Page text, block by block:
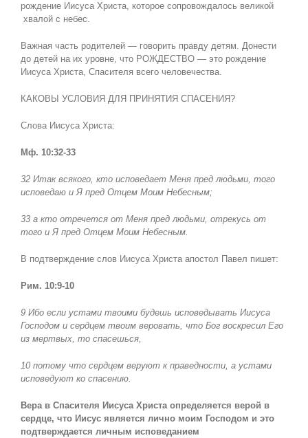
рождение Иисуса Христа, которое сопровождалось великой
хвалой с небес.
Важная часть родителей — говорить правду детям. Донести
до детей на их уровне, что РОЖДЕСТВО — это рождение
Иисуса Христа, Спасителя всего человечества.
КАКОВЫ УСЛОВИЯ ДЛЯ ПРИНЯТИЯ СПАСЕНИЯ?
Слова Иисуса Христа:
Мф. 10:32-33
32 Итак всякого, кто исповедает Меня пред людьми, того
исповедаю и Я пред Отцем Моим Небесным;
33 а кто отречется от Меня пред людьми, отрекусь от
того и Я пред Отцем Моим Небесным.
В подтверждение слов Иисуса Христа апостол Павел пишет:
Рим. 10:9-10
9 Ибо если устами твоими будешь исповедывать Иисуса
Господом и сердцем твоим веровать, что Бог воскресил Его
из мертвых, то спасешься,
10 потому что сердцем веруют к праведности, а устами
исповедуют ко спасению.
Вера в Спасителя Иисуса Христа определяется верой в
сердце, что Иисус является лично моим Господом и это
подтверждается личным исповеданием